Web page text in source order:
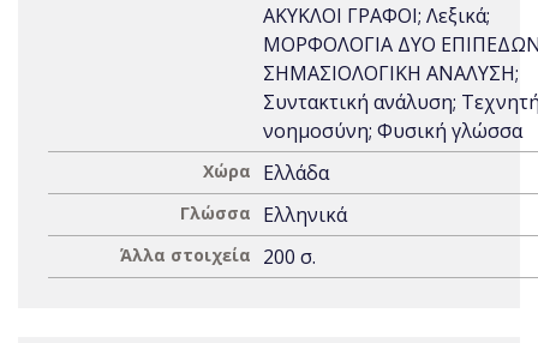
ΑΚΥΚΛΟΙ ΓΡΑΦΟΙ; Λεξικά;
ΜΟΡΦΟΛΟΓΙΑ ΔΥΟ
ΣΗΜΑΣΙΟΛΟΓΙΚΗ ΑΝΑΛΥΣΗ;
Συντακτική ανάλυση;
νοημοσύνη; Φυσική γλώσσα
Χώρα Ελλάδα
Γλώσσα Ελληνικά
Άλλα στοιχεία 200 σ.